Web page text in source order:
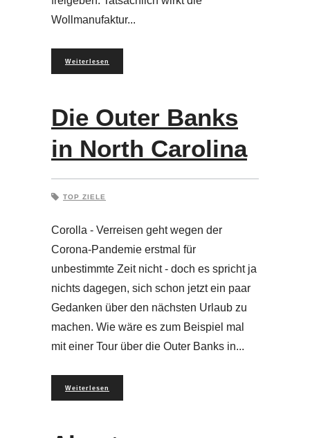
Wollmanufaktur
Weiterlesen
Die Outer Banks
in North Carolina
TOP ZIELE
Corolla - Verreisen geht wegen der
Corona-Pandemie erstmal für
unbestimmte Zeit nicht - doch es spricht ja
nichts dagegen, sich schon jetzt ein paar
Gedanken über den nächsten Urlaub zu
machen. Wie wäre es zum Beispiel mal
mit einer Tour über die Outer Banks in
Weiterlesen